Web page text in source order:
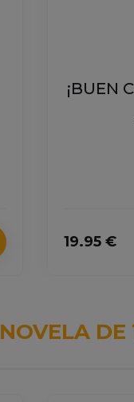
¡BUEN
19.95 €
NOVELA DE